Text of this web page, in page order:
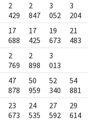
2
429
2
847
3
052
3
204
17
688
17
425
19
673
21
483
2
769
2
898
3
013
47
878
50
959
52
340
54
881
23
673
24
535
27
592
29
614